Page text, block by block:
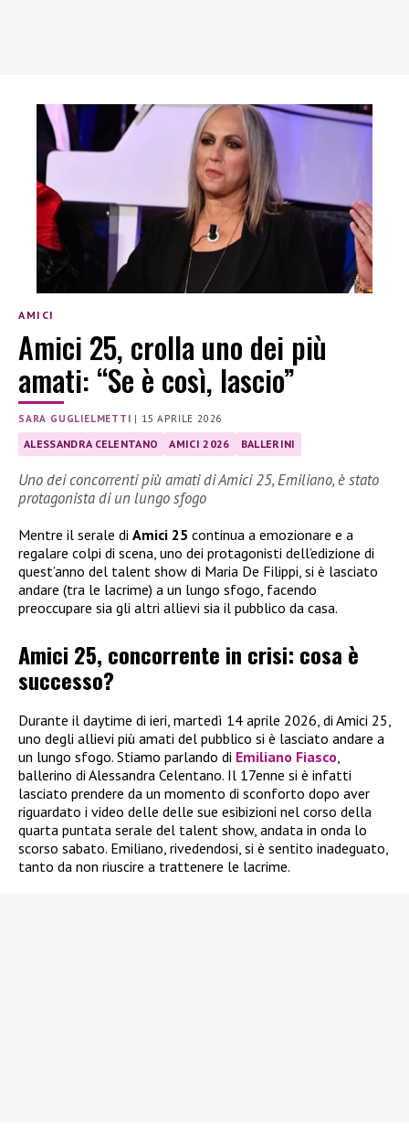
AMICI
Amici 25, crolla uno dei più
amati: “Se è così, lascio”
SARA GUGLIELMETTI | 15 APRILE 2026
ALESSANDRA CELENTANO AMICI 2026 BALLERINI
Uno dei concorrenti più amati di Amici 25, Emiliano, è stato
protagonista di un lungo sfogo
Mentre il serale di Amici 25 continua a emozionare e a
regalare colpi di scena, uno dei protagonisti dell’edizione di
quest’anno del talent show di Maria De Filippi, si è lasciato
andare (tra le lacrime) a un lungo sfogo, facendo
preoccupare sia gli altri allievi sia il pubblico da casa.
Amici 25, concorrente in crisi: cosa è
successo?
Durante il daytime di ieri, martedì 14 aprile 2026, di Amici 25,
uno degli allievi più amati del pubblico si è lasciato andare a
un lungo sfogo. Stiamo parlando di Emiliano Fiasco
ballerino di Alessandra Celentano. Il 17enne si è infatti
lasciato prendere da un momento di sconforto dopo aver
riguardato i video delle delle sue esibizioni nel corso della
quarta puntata serale del talent show, andata in onda lo
scorso sabato. Emiliano, rivedendosi, si è sentito inadeguato,
tanto da non riuscire a trattenere le lacrime.